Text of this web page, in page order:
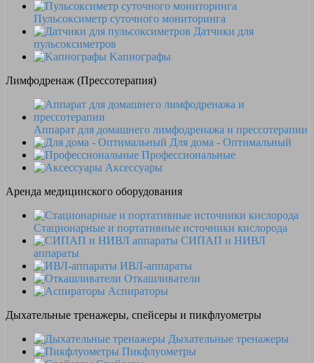
Пульсоксиметр суточного мониторинга
Датчики для
пульсоксиметров
Kапнографы
Лимфодренаж (Прессотерапия)
Аппарат для домашнего лимфодренажа и прессотерапии
Для дома - Оптимальный
Профессиональные
Аксессуары
Аренда медицинского оборудования
Стационарные и портативные источники кислорода
СИПАП и НИВЛ
аппараты
ИВЛ-аппараты
Откашливатели
Аспираторы
Дыхательные тренажеры, спейсеры и пикфлуометры
Дыхательные тренажеры
Пикфлуометры